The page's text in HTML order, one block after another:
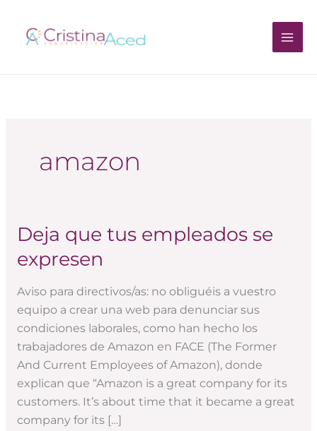
contenido
amazon
Deja que tus empleados se
expresen
Aviso para directivos/as: no obliguéis a vuestro
equipo a crear una web para denunciar sus
condiciones laborales, como han hecho los
trabajadores de Amazon en FACE (The Former
And Current Employees of Amazon), donde
explican que “Amazon is a great company for its
customers. It’s about time that it became a great
company for its […]
Deja
tus
empleados
expresen